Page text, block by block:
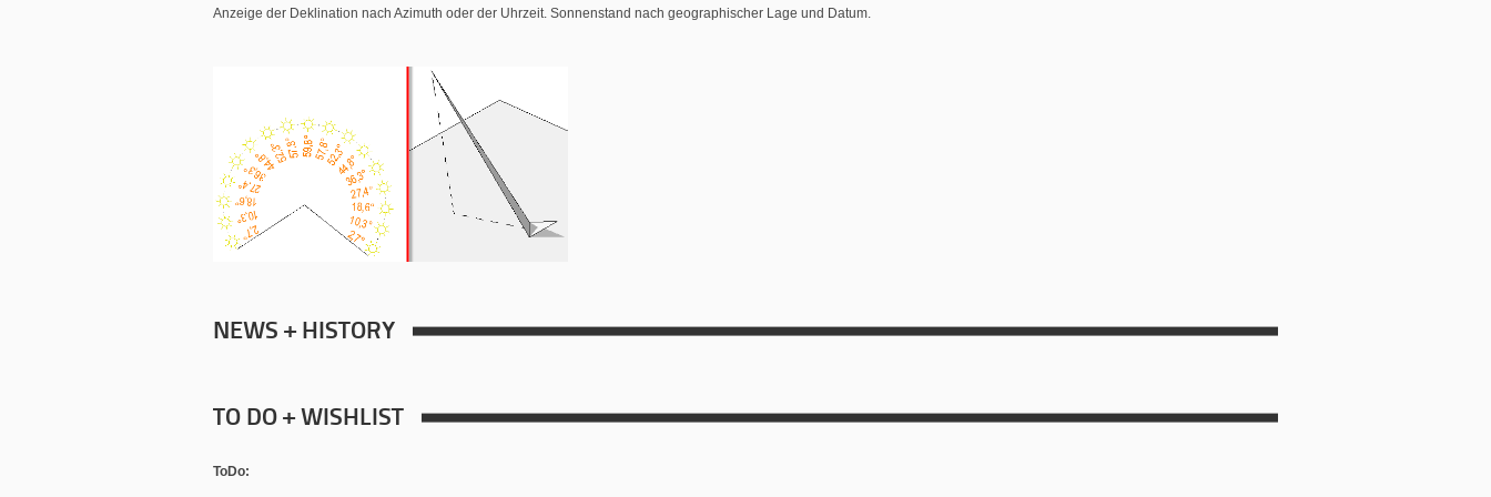
Anzeige der Deklination nach Azimuth oder der Uhrzeit. Sonnenstand nach geographischer Lage und Datum.
NEWS + HISTORY
TO DO + WISHLIST
ToDo: